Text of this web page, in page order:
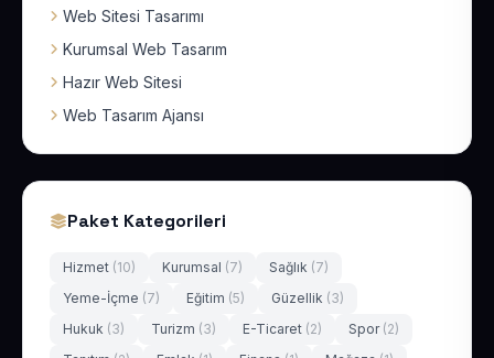
Web Sitesi Tasarımı
Kurumsal Web Tasarım
Hazır Web Sitesi
Web Tasarım Ajansı
Paket Kategorileri
Hizmet (10) Kurumsal (7) Sağlık (7)
Yeme-İçme (7) Eğitim (5) Güzellik (3)
Hukuk (3) Turizm (3) E-Ticaret (2) Spor (2)